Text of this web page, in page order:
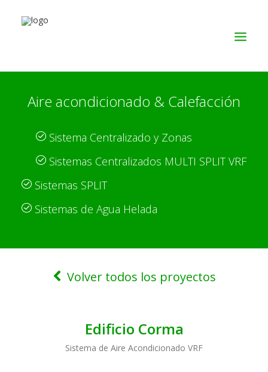
SERVICIOS
NOSOTROS
CONTACTO
Aire acondicionado & Calefacción
Sistema Centralizado y Zonas
Sistemas Centralizados MULTI SPLIT VRF
Sistemas SPLIT
Sistemas de Agua Helada
Volver todos los proyectos
Edificio Corma
Sistema de Aire Acondicionado VRF